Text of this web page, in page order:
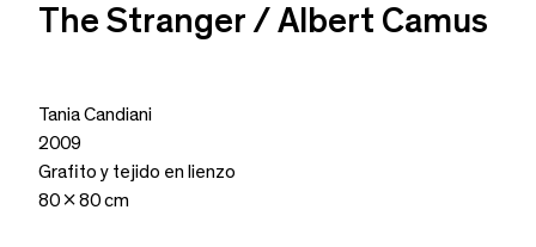
The Stranger / Albert Camus
Tania Candiani
2009
Grafito y tejido en lienzo
80 x 80 cm